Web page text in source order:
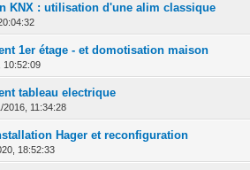
KNX : utilisation d'une alim classique
0 sur 5 en moyenne
1 2345
1er étage - et domotisation maison
10:52:09
0 sur 5 en moyenne
12345
tableau electrique
2016, 11:34:28
0 sur 5 en moyenne
12345
Hager et reconfiguration
18:52:33
0 sur 5 en moyenne
12345